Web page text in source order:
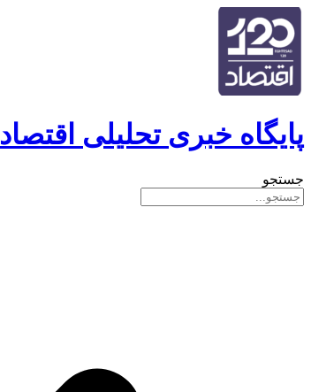
پایگاه خبری تحلیلی اقتصاد ۱۲۰
جستجو